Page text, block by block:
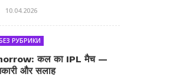
10.04.2026
РУБРИКИ
कल का IPL मैच —
और सलाह